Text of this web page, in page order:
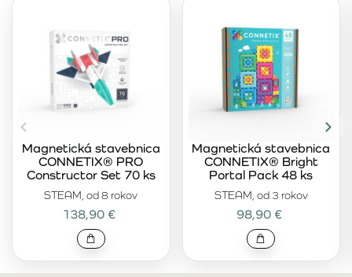
STEAM, od 8 rokov
Magnetická stavebnica
CONNETIX® PRO
Constructor Set 70 ks
138,90 €
STEAM, od 3 rokov
Magnetická stavebnica
CONNETIX® Bright
Portal Pack 48 ks
98,90 €